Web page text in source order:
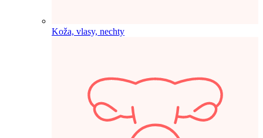
Koža, vlasy, nechty